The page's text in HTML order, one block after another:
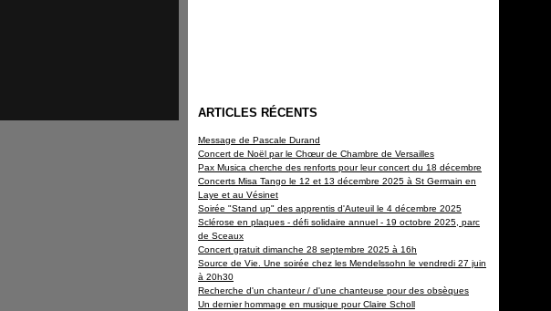
ARTICLES RÉCENTS
Message de Pascale Durand
Concert de Noël par le Chœur de Chambre de Versailles
Pax Musica cherche des renforts pour leur concert du 18 décembre
Concerts Misa Tango le 12 et 13 décembre 2025 à St Germain en
Laye et au Vésinet
Soirée "Stand up" des apprentis d'Auteuil le 4 décembre 2025
Sclérose en plaques - défi solidaire annuel - 19 octobre 2025, parc
de Sceaux
Concert gratuit dimanche 28 septembre 2025 à 16h
Source de Vie. Une soirée chez les Mendelssohn le vendredi 27 juin
à 20h30
Recherche d'un chanteur / d'une chanteuse pour des obsèques
Un dernier hommage en musique pour Claire Scholl